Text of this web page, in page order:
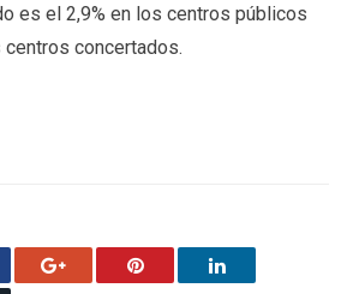
es el 2,9% en los centros públicos
centros concertados.
Google+ Pinterest LinkedIn